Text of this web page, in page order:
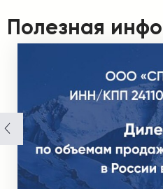
Полезная